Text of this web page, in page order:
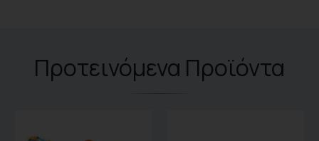
Προτεινόμενα Προϊόντα